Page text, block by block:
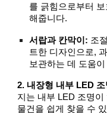
를 긁힘으로부터
해줍니다.
서랍과 칸막이: 조
트한 디자인으로,
보관하는 데 도움
2. 내장형 내부 LED 조
지는 내부 LED 조명
물건을 쉽게 찾을 수